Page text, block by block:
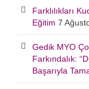
Farklılıkları
Eğitim 7
Gedik MYO
Farkındalık:
Başarıyla